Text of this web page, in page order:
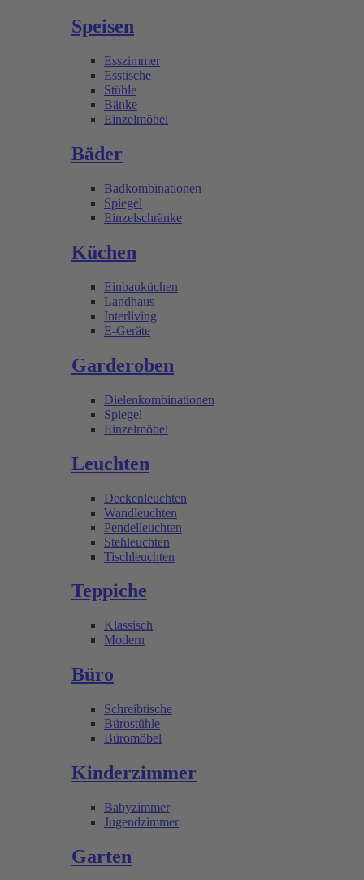
Speisen
Esszimmer
Esstische
Stühle
Bänke
Einzelmöbel
Bäder
Badkombinationen
Spiegel
Einzelschränke
Küchen
Einbauküchen
Landhaus
Interliving
E-Geräte
Garderoben
Dielenkombinationen
Spiegel
Einzelmöbel
Leuchten
Deckenleuchten
Wandleuchten
Pendelleuchten
Stehleuchten
Tischleuchten
Teppiche
Klassisch
Modern
Büro
Schreibtische
Bürostühle
Büromöbel
Kinderzimmer
Babyzimmer
Jugendzimmer
Garten